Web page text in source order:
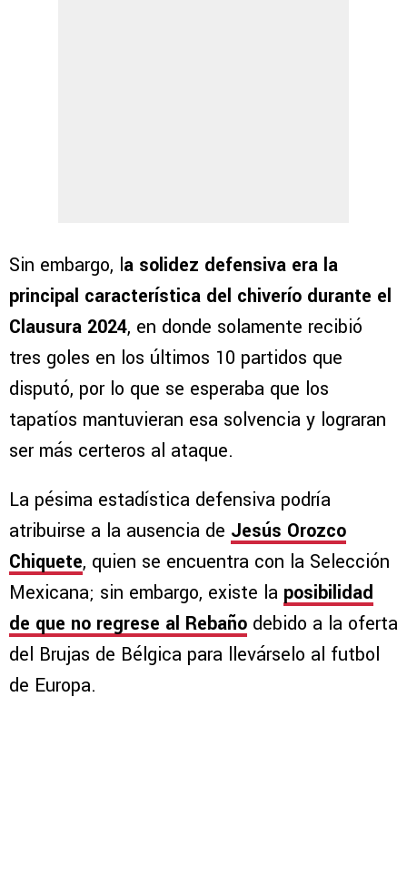
Sin embargo, la solidez defensiva era la
principal característica del chiverío durante el
Clausura 2024, en donde solamente recibió
tres goles en los últimos 10 partidos que
disputó, por lo que se esperaba que los
tapatíos mantuvieran esa solvencia y lograran
ser más certeros al ataque.
La pésima estadística defensiva podría
atribuirse a la ausencia de Jesús Orozco
Chiquete, quien se encuentra con la Selección
Mexicana; sin embargo, existe la posibilidad
de que no regrese al Rebaño debido a la oferta
del Brujas de Bélgica para llevárselo al futbol
de Europa.